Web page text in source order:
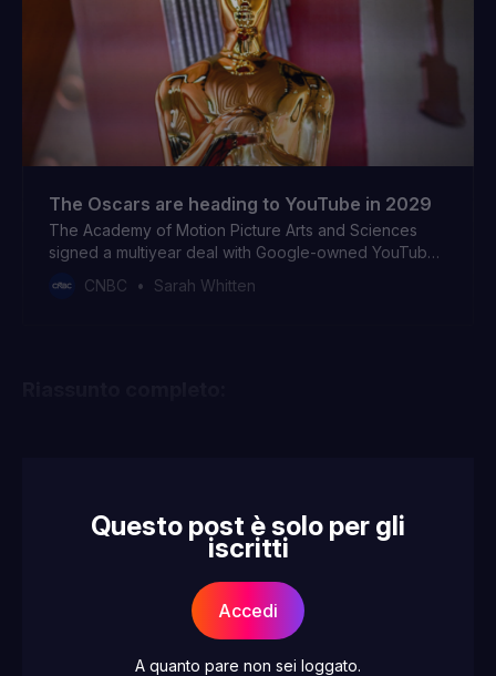
The Oscars are heading to YouTube in 2029
The Academy of Motion Picture Arts and Sciences
signed a multiyear deal with Google-owned YouTube
CNBC Sarah Whitten
Questo post è solo per gli
iscritti
Accedi
A quanto pare non sei loggato.